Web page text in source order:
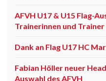
AFVH U17 & U15 Flag-
Trainerinnen und Trainer
Dank an Flag U17 HC
Fabian Höller neuer
Auswahl des AFVH